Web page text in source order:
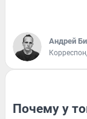
Андрей
Почему у